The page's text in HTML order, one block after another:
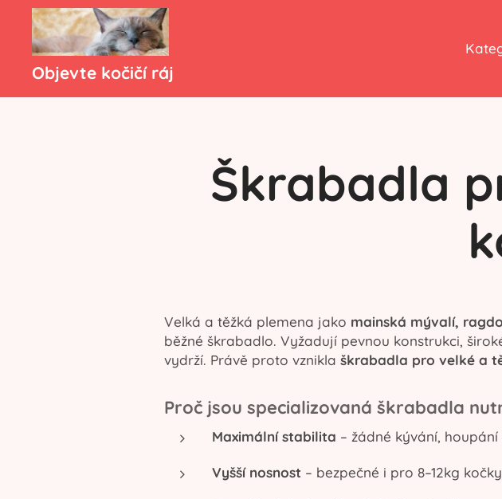
Objevte kočičí ráj
Škrabadla
Velká a těžká plemena jako mainská mývalí,
běžné škrabadlo. Vyžadují pevnou konstrukci,
vydrží. Právě proto vznikla škrabadla pro velké a
Proč jsou specializovaná škrabadla
Maximální stabilita – žádné kývání,
Vyšší nosnost – bezpečné i pro 8–12kg